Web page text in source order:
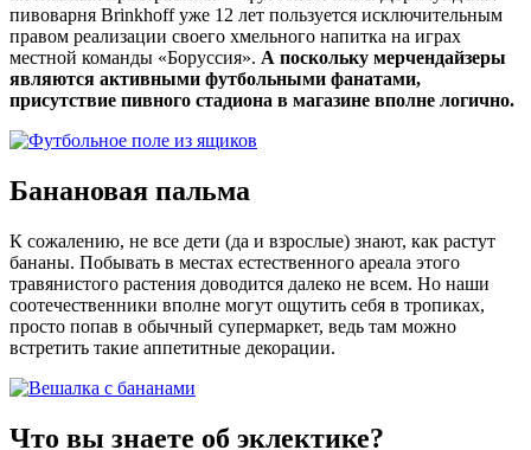
пивоварня Brinkhoff уже 12 лет пользуется исключительным
правом реализации своего хмельного напитка на играх
местной команды «Боруссия». А поскольку мерчендайзеры
являются активными футбольными фанатами,
присутствие пивного стадиона в магазине вполне логично.
Банановая пальма
К сожалению, не все дети (да и взрослые) знают, как растут
бананы. Побывать в местах естественного ареала этого
травянистого растения доводится далеко не всем. Но наши
соотечественники вполне могут ощутить себя в тропиках,
просто попав в обычный супермаркет, ведь там можно
встретить такие аппетитные декорации.
Что вы знаете об эклектике?